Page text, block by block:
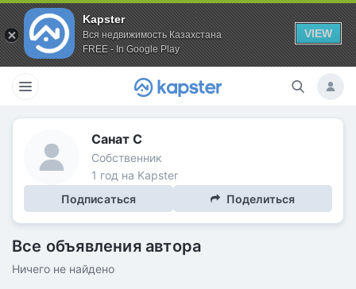
Kapster
Вся недвижимость Казахстана
FREE - In Google Play
VIEW
Санат С
Собственник
1 год на Kapster
Подписаться
Поделиться
Все объявления автора
Ничего не найдено